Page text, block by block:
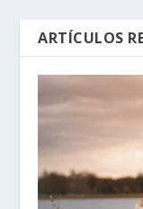
ARTÍCULOS